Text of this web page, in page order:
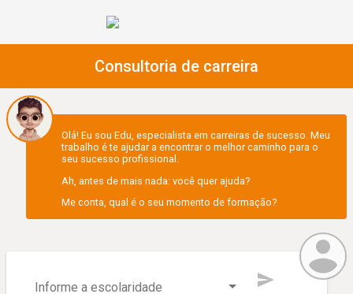
Consultoria de carreira
Olá! Eu sou Edu, especialista em carreiras de sucesso. Meu
trabalho é te ajudar a encontrar o melhor caminho para o
seu sucesso profissional.
Ah, antes de mais nada: você quer ajuda?
Me conta, qual é o seu momento de formação?
Informe a escolaridade